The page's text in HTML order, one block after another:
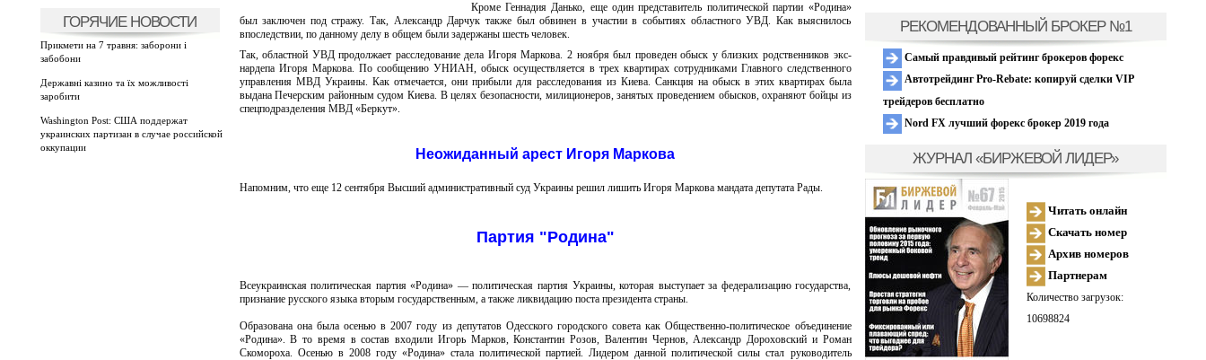
ГОРЯЧИЕ НОВОСТИ
Прикмети на 7 травня: заборони і
забобони
Державні казино та їх можливості
заробити
Washington Post: США поддержат
украинских партизан в случае российской
оккупации
Кроме Геннадия Данько, еще один представитель политической партии «Родина»
был заключен под стражу. Так, Александр Дарчук также был обвинен в участии в событиях областного УВД. Как выяснилось
впоследствии, по данному делу в общем были задержаны шесть человек.
Так, областной УВД продолжает расследование дела Игоря Маркова. 2 ноября был проведен обыск у близких родственников экс-
нардепа Игоря Маркова. По сообщению УНИАН, обыск осуществляется в трех квартирах сотрудниками Главного следственного
управления МВД Украины. Как отмечается, они прибыли для расследования из Киева. Санкция на обыск в этих квартирах была
выдана Печерским районным судом Киева. В целях безопасности, милиционеров, занятых проведением обысков, охраняют бойцы из
спецподразделения МВД «Беркут».
Неожиданный арест Игоря Маркова
Напомним, что еще 12 сентября Высший административный суд Украины решил лишить Игоря Маркова мандата депутата Рады.
Партия "Родина"
Всеукраинская политическая партия «Родина» — политическая партия Украины, которая выступает за федерализацию государства,
признание русского языка вторым государственным, а также ликвидацию поста президента страны.
Образована она была осенью в 2007 году из депутатов Одесского городского совета как Общественно-политическое объединение
«Родина». В то время в состав входили Игорь Марков, Константин Розов, Валентин Чернов, Александр Дороховский и Роман
Скомороха. Осенью в 2008 году «Родина» стала политической партией. Лидером данной политической силы стал руководитель
РЕКОМЕНДОВАННЫЙ БРОКЕР №1
Самый правдивый рейтинг брокеров форекс
Автотрейдинг Pro-Rebate: копируй сделки VIP
трейдеров бесплатно
Nord FX лучший форекс брокер 2019 года
ЖУРНАЛ «БИРЖЕВОЙ ЛИДЕР»
Читать онлайн
Скачать номер
Архив номеров
Партнерам
Количество загрузок:
10698824